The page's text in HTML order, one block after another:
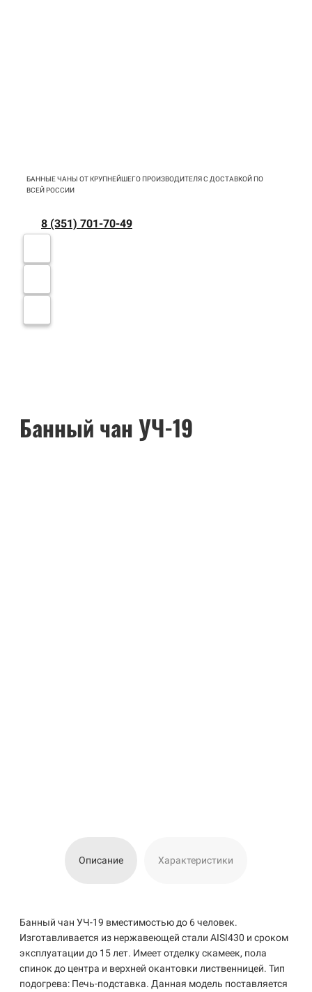
БАННЫЕ ЧАНЫ ОТ КРУПНЕЙШЕГО ПРОИЗВОДИТЕЛЯ С ДОСТАВКОЙ ПО
ВСЕЙ РОССИИ
8 (351) 701-70-49
Банный чан УЧ-19
Описание Характеристики
Банный чан УЧ-19 вместимостью до 6 человек.
Изготавливается из нержавеющей стали AISI430 и сроком
эксплуатации до 15 лет. Имеет отделку скамеек, пола
спинок до центра и верхней окантовки лиственницей. Тип
подогрева: Печь-подставка. Данная модель поставляется